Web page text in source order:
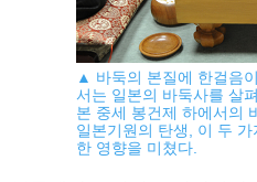
▲ 바둑의 본질에 한걸음
서는 일본의 바둑사를 살
본 중세 봉건제 하에서의
일본기원의 탄생, 이 두
한 영향을 미쳤다.